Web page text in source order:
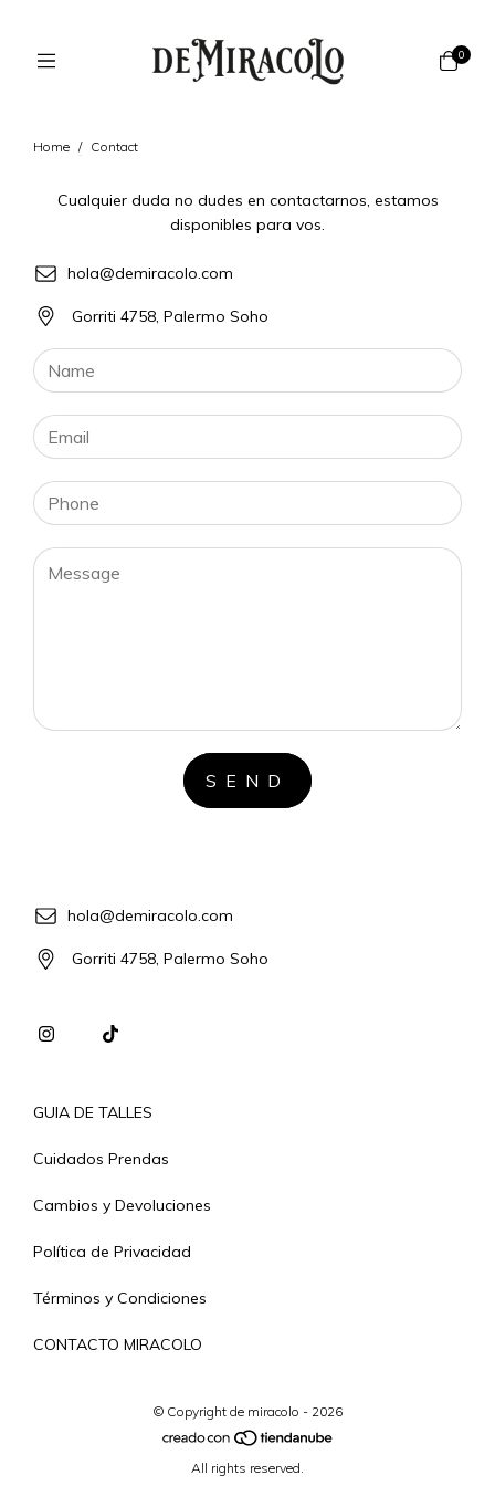
0
Home / Contact
Cualquier duda no dudes en contactarnos, estamos
disponibles para vos.
hola@demiracolo.com
Gorriti 4758, Palermo Soho
hola@demiracolo.com
Gorriti 4758, Palermo Soho
GUIA DE TALLES
Cuidados Prendas
Cambios y Devoluciones
Política de Privacidad
Términos y Condiciones
CONTACTO MIRACOLO
© Copyright de miracolo - 2026
All rights reserved.